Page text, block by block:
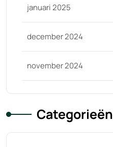
januari 2025
december 2024
november 2024
Categorieën